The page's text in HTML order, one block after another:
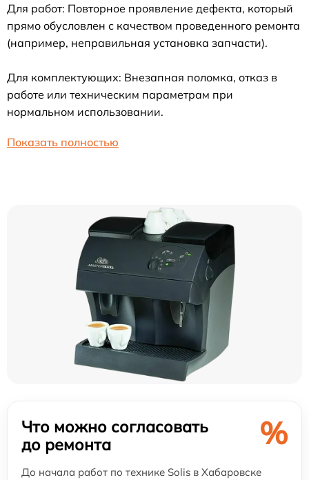
Для работ: Повторное проявление дефекта, который
прямо обусловлен с качеством проведенного ремонта
(например, неправильная установка запчасти).
Для комплектующих: Внезапная поломка, отказ в
работе или техническим параметрам при
нормальном использовании.
Показать полностью
Что можно согласовать
до ремонта
%
До начала работ по технике Solis в Хабаровске